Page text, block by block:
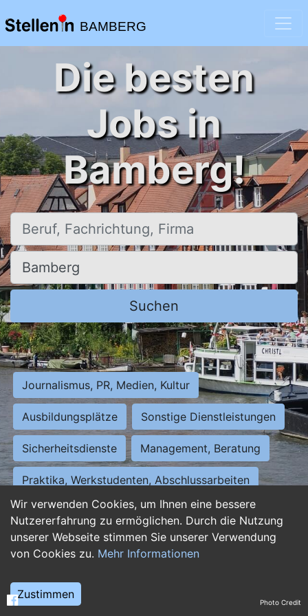
BAMBERG
Wir verwenden Cookies, um Ihnen eine bessere
Nutzererfahrung zu ermöglichen. Durch die Nutzung
unserer Webseite stimmen Sie unserer Verwendung
von Cookies zu. Mehr Informationen
Zustimmen
Die besten
Jobs in
Bamberg!
Beruf, Fachrichtung, Firma
Ort, Stadt
Suchen
Journalismus, PR, Medien, Kultur
Ausbildungsplätze Sonstige Dienstleistungen
Sicherheitsdienste Management, Beratung
Praktika, Werkstudenten, Abschlussarbeiten
Personalwesen Assistenz, Sekretariat
Hilfskräfte, Aushilfs- und Nebenjobs
Weiterbildung, Studium, duale Ausbildung Photo Credit